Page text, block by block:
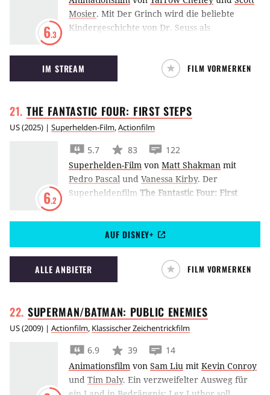
6.3
Mosier. Mit Der Grinch wird die beliebte
Kindergeschichte von Dr. Seuss als
versucht der grünhaarige Spielverderber,
Weihnachten zu verhindern.
IM STREAM FILM VORMERKEN
THE FANTASTIC FOUR: FIRSTSTEPS
US(2025) | Superhelden-Film,Actionfilm
6.2
5.7 83
122
Superhelden-Film von Matt Shakman mit
Pedro Pascal und Vanessa Kirby. Der
Superheldenfilm The Fantastic Four: First
Reed Richards, Ben Grimm, Sue und Johnny
Storm in den 1960er Jahren dem MCU an, als
sie sich dem Weltenverschlinger Galactus
AUF DISNEY+
ALLE ANBIETER FILM VORMERKEN
SUPERMAN/BATMAN: PUBLIC ENEMIES
US(2009) | Actionfilm, Klassischer Zeichentrickfilm
6.9 39
14
Animationsfilm von Sam Liu mit Kevin Conroy
und Tim Daly. Ein verzweifelter Ausweg für